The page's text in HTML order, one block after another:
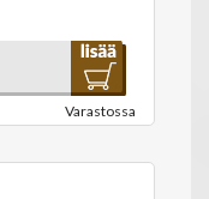
Varastossa